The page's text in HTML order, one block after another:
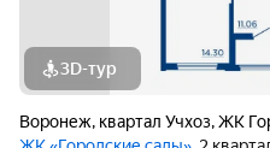
3D-тур
Воронеж, квартал Учхоз,ЖК